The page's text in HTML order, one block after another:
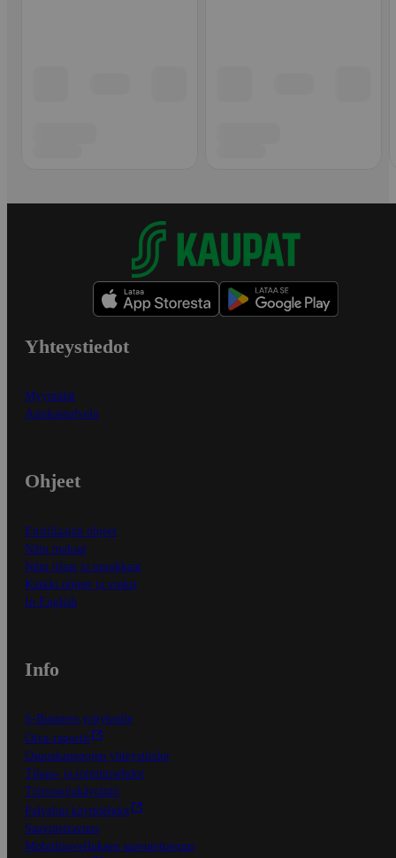
Yhteystiedot
Myymälät
Asiakaspalvelu
Ohjeet
Ensitilaajan ohjeet
Näin maksat
Näin tilaat ja muokkaat
Kaikki ohjeet ja vinkit
In English
Info
S-Business yrityksille
Oiva-raportit
Osuuskauppojen yhteystiedot
Tilaus- ja toimitusehdot
Tietosuojakäytäntö
Palvelun käyttöehdot
Saavutettavuus
Mobiilisovelluksen saavutettavuus